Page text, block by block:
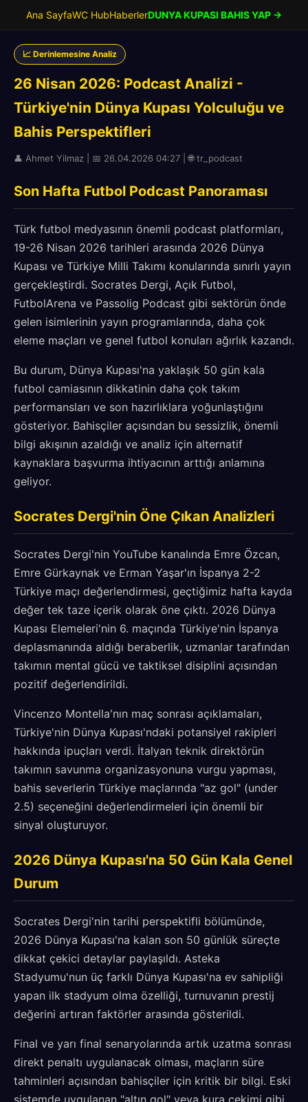
Ana SayfaWC HubHaberlerDUNYA KUPASI BAHIS YAP →
📈 Derinlemesine Analiz
26 Nisan 2026: Podcast Analizi -
Türkiye'nin Dünya Kupası Yolculuğu ve
Bahis Perspektifleri
👤 Ahmet Yilmaz | 📅 26.04.2026 04:27 | 🌐 tr_podcast
Son Hafta Futbol Podcast Panoraması
Türk futbol medyasının önemli podcast platformları,
19-26 Nisan 2026 tarihleri arasında 2026 Dünya
Kupası ve Türkiye Milli Takımı konularında sınırlı yayın
gerçekleştirdi. Socrates Dergi, Açık Futbol,
FutbolArena ve Passolig Podcast gibi sektörün önde
gelen isimlerinin yayın programlarında, daha çok
eleme maçları ve genel futbol konuları ağırlık kazandı.
Bu durum, Dünya Kupası'na yaklaşık 50 gün kala
futbol camiasının dikkatinin daha çok takım
performansları ve son hazırlıklara yoğunlaştığını
gösteriyor. Bahisçiler açısından bu sessizlik, önemli
bilgi akışının azaldığı ve analiz için alternatif
kaynaklara başvurma ihtiyacının arttığı anlamına
geliyor.
Socrates Dergi'nin Öne Çıkan Analizleri
Socrates Dergi'nin YouTube kanalında Emre Özcan,
Emre Gürkaynak ve Erman Yaşar'ın İspanya 2-2
Türkiye maçı değerlendirmesi, geçtiğimiz hafta kayda
değer tek taze içerik olarak öne çıktı. 2026 Dünya
Kupası Elemeleri'nin 6. maçında Türkiye'nin İspanya
deplasmanında aldığı beraberlik, uzmanlar tarafından
takımın mental gücü ve taktiksel disiplini açısından
pozitif değerlendirildi.
Vincenzo Montella'nın maç sonrası açıklamaları,
Türkiye'nin Dünya Kupası'ndaki potansiyel rakipleri
hakkında ipuçları verdi. İtalyan teknik direktörün
takımın savunma organizasyonuna vurgu yapması,
bahis severlerin Türkiye maçlarında "az gol" (under
2.5) seçeneğini değerlendirmeleri için önemli bir
sinyal oluşturuyor.
2026 Dünya Kupası'na 50 Gün Kala Genel
Durum
Socrates Dergi'nin tarihi perspektifli bölümünde,
2026 Dünya Kupası'na kalan son 50 günlük süreçte
dikkat çekici detaylar paylaşıldı. Asteka
Stadyumu'nun üç farklı Dünya Kupası'na ev sahipliği
yapan ilk stadyum olma özelliği, turnuvanın prestij
değerini artıran faktörler arasında gösterildi.
Final ve yarı final senaryolarında artık uzatma sonrası
direkt penaltı uygulanacak olması, maçların süre
tahminleri açısından bahisçiler için kritik bir bilgi. Eski
sistemde uygulanan "altın gol" veya kura çekimi gibi